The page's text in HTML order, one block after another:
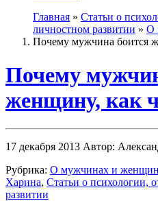
Главная » Статьи о
личностном развитии » О
Почему мужчина боится
Почему
женщину, как
17 декабря 2013 Автор:
Рубрика: О мужчинах и
Харина, Статьи о психологии,
развитии